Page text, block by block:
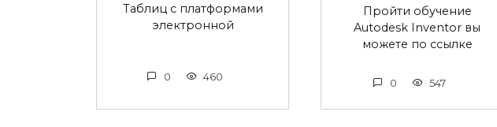
Таблиц с платформами
электронной
0 460
Пройти обучение
Autodesk Inventor вы
можете по ссылке
0 547